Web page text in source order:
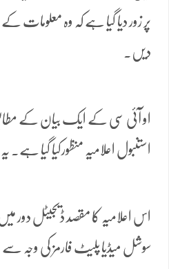
پر زور دیا گیا ہے کہ وہ معلومات
دیں۔
او آئی سی کے ایک بیان کے
استنبول اعلامیہ منظورکیا گیا
اس اعلامیہ کا مقصد ڈیجیٹل دور میں
سوشل میڈیا پلیٹ فارمز کی وجہ سے